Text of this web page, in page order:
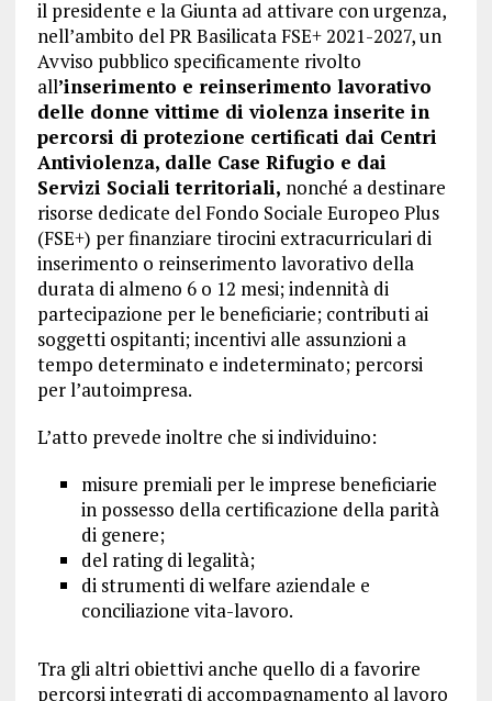
il presidente e la Giunta ad attivare con urgenza,
nell’ambito del PR Basilicata FSE+ 2021-2027, un
Avviso pubblico specificamente rivolto
all’inserimento e reinserimento lavorativo
delle donne vittime di violenza inserite in
percorsi di protezione certificati dai Centri
Antiviolenza, dalle Case Rifugio e dai
Servizi Sociali territoriali, nonché a destinare
risorse dedicate del Fondo Sociale Europeo Plus
(FSE+) per finanziare tirocini extracurriculari di
inserimento o reinserimento lavorativo della
durata di almeno 6 o 12 mesi; indennità di
partecipazione per le beneficiarie; contributi ai
soggetti ospitanti; incentivi alle assunzioni a
tempo determinato e indeterminato; percorsi
per l’autoimpresa.
L’atto prevede inoltre che si individuino:
misure premiali per le imprese beneficiarie
in possesso della certificazione della parità
di genere;
del rating di legalità;
di strumenti di welfare aziendale e
conciliazione vita-lavoro.
Tra gli altri obiettivi anche quello di a favorire
percorsi integrati di accompagnamento al lavoro